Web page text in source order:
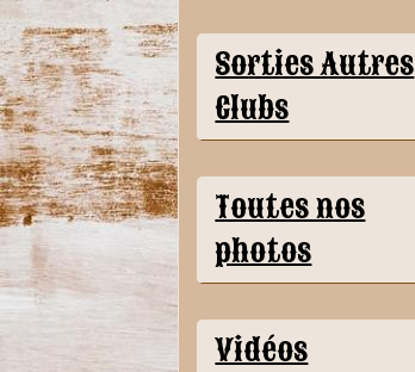
Sorties Autres
Clubs
Toutes nos
photos
Vidéos